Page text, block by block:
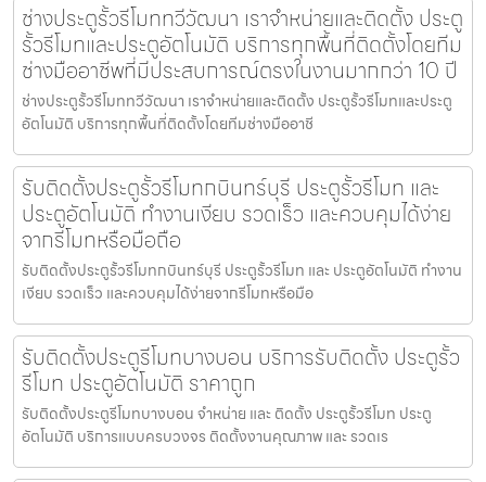
ช่างประตูรั้วรีโมททวีวัฒนา เราจำหน่ายและติดตั้ง ประตู
รั้วรีโมทและประตูอัตโนมัติ บริการทุกพื้นที่ติดตั้งโดยทีม
ช่างมืออาชีพที่มีประสบการณ์ตรงในงานมากกว่า 10 ปี
ช่างประตูรั้วรีโมททวีวัฒนา เราจำหน่ายและติดตั้ง ประตูรั้วรีโมทและประตู
อัตโนมัติ บริการทุกพื้นที่ติดตั้งโดยทีมช่างมืออาชี
รับติดตั้งประตูรั้วรีโมทกบินทร์บุรี ประตูรั้วรีโมท และ
ประตูอัตโนมัติ ทำงานเงียบ รวดเร็ว และควบคุมได้ง่าย
จากรีโมทหรือมือถือ
รับติดตั้งประตูรั้วรีโมทกบินทร์บุรี ประตูรั้วรีโมท และ ประตูอัตโนมัติ ทำงาน
เงียบ รวดเร็ว และควบคุมได้ง่ายจากรีโมทหรือมือ
รับติดตั้งประตูรีโมทบางบอน บริการรับติดตั้ง ประตูรั้ว
รีโมท ประตูอัตโนมัติ ราคาถูก
รับติดตั้งประตูรีโมทบางบอน จำหน่าย และ ติดตั้ง ประตูรั้วรีโมท ประตู
อัตโนมัติ บริการแบบครบวงจร ติดตั้งงานคุณภาพ และ รวดเร